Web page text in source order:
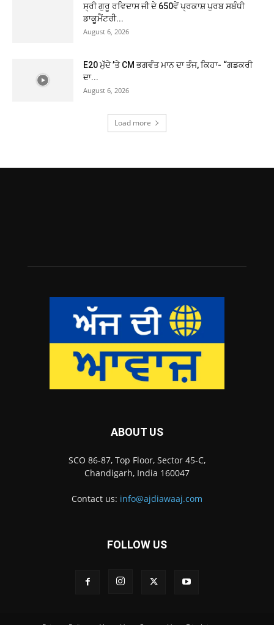
ਸ੍ਰੀ ਗੁਰੂ ਰਵਿਦਾਸ ਜੀ ਦੇ 650ਵੇਂ ਪ੍ਰਕਾਸ਼ ਪੁਰਬ ਸਬੰਧੀ
ਡਾਕੂਮੈਂਟਰੀ...
August 6, 2026
E20 ਮੁੱਦੇ ’ਤੇ CM ਭਗਵੰਤ ਮਾਨ ਦਾ ਤੰਜ, ਕਿਹਾ- “ਗਡਕਰੀ
ਦਾ...
August 6, 2026
Load more
ABOUT US
SCO 86-87, Top Floor, Sector 45-C,
Chandigarh, India 160047
Contact us: info@ajdiawaaj.com
FOLLOW US